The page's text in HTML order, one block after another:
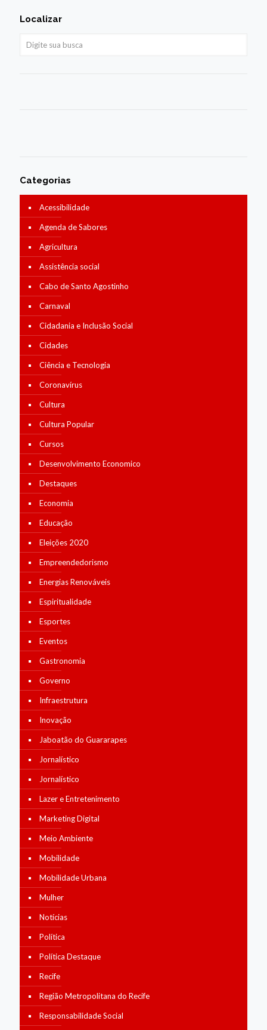
Localizar
Categorias
Acessibilidade
Agenda de Sabores
Agricultura
Assistência social
Cabo de Santo Agostinho
Carnaval
Cidadania e Inclusão Social
Cidades
Ciência e Tecnologia
Coronavírus
Cultura
Cultura Popular
Cursos
Desenvolvimento Economico
Destaques
Economia
Educação
Eleições 2020
Empreendedorismo
Energias Renováveis
Espiritualidade
Esportes
Eventos
Gastronomia
Governo
Infraestrutura
Inovação
Jaboatão do Guararapes
Jornalístico
Jornalístico
Lazer e Entretenimento
Marketing Digital
Meio Ambiente
Mobilidade
Mobilidade Urbana
Mulher
Notícias
Política
Política Destaque
Recife
Região Metropolitana do Recife
Responsabilidade Social